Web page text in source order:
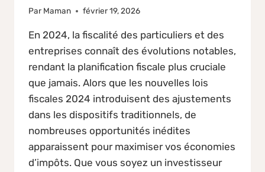
Par Maman février 19, 2026
En 2024, la fiscalité des particuliers et des
entreprises connaît des évolutions notables,
rendant la planification fiscale plus cruciale
que jamais. Alors que les nouvelles lois
fiscales 2024 introduisent des ajustements
dans les dispositifs traditionnels, de
nombreuses opportunités inédites
apparaissent pour maximiser vos économies
d’impôts. Que vous soyez un investisseur